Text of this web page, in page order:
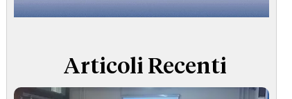
Articoli Recenti